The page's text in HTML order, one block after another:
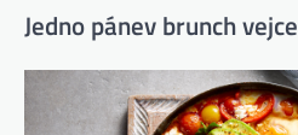
Jedno pánev brunch vejce